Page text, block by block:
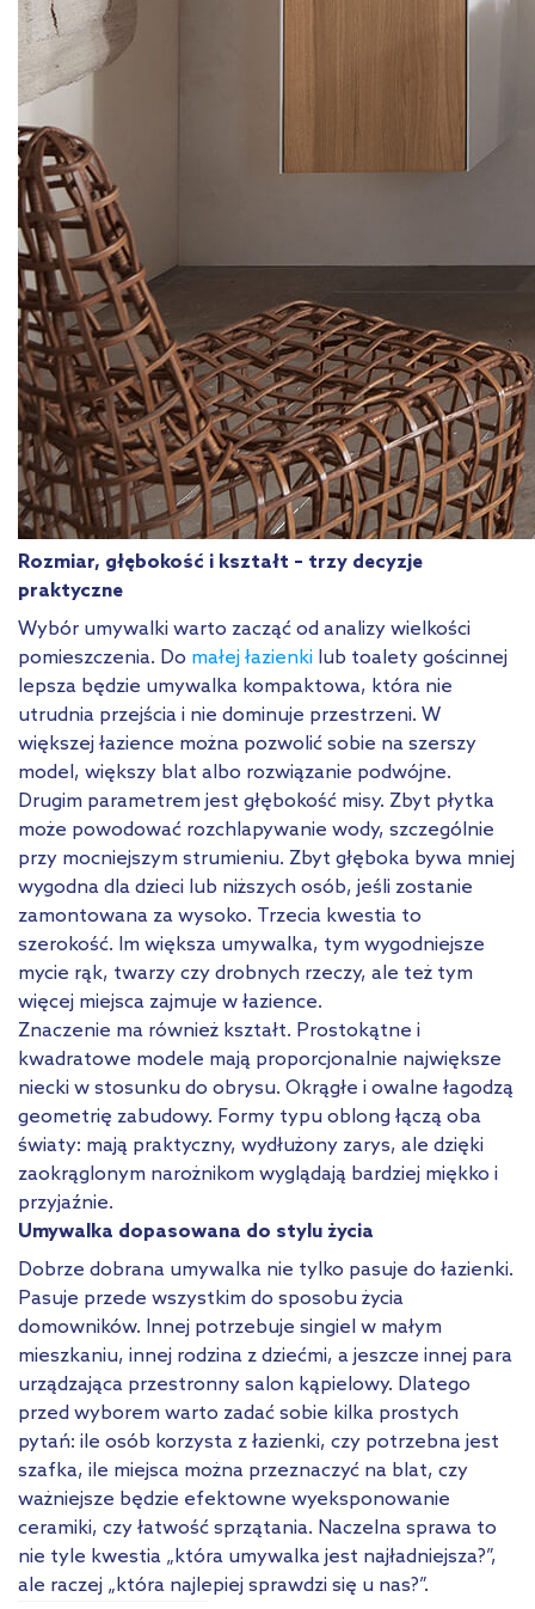
Rozmiar, głębokość i kształt – trzy decyzje
praktyczne
Wybór umywalki warto zacząć od analizy wielkości
pomieszczenia. Do małej łazienki lub toalety gościnnej
lepsza będzie umywalka kompaktowa, która nie
utrudnia przejścia i nie dominuje przestrzeni. W
większej łazience można pozwolić sobie na szerszy
model, większy blat albo rozwiązanie podwójne.
Drugim parametrem jest głębokość misy. Zbyt płytka
może powodować rozchlapywanie wody, szczególnie
przy mocniejszym strumieniu. Zbyt głęboka bywa mniej
wygodna dla dzieci lub niższych osób, jeśli zostanie
zamontowana za wysoko. Trzecia kwestia to
szerokość. Im większa umywalka, tym wygodniejsze
mycie rąk, twarzy czy drobnych rzeczy, ale też tym
więcej miejsca zajmuje w łazience.
Znaczenie ma również kształt. Prostokątne i
kwadratowe modele mają proporcjonalnie największe
niecki w stosunku do obrysu. Okrągłe i owalne łagodzą
geometrię zabudowy. Formy typu oblong łączą oba
światy: mają praktyczny, wydłużony zarys, ale dzięki
zaokrąglonym narożnikom wyglądają bardziej miękko i
przyjaźnie.
Umywalka dopasowana do stylu życia
Dobrze dobrana umywalka nie tylko pasuje do łazienki.
Pasuje przede wszystkim do sposobu życia
domowników. Innej potrzebuje singiel w małym
mieszkaniu, innej rodzina z dziećmi, a jeszcze innej para
urządzająca przestronny salon kąpielowy. Dlatego
przed wyborem warto zadać sobie kilka prostych
pytań: ile osób korzysta z łazienki, czy potrzebna jest
szafka, ile miejsca można przeznaczyć na blat, czy
ważniejsze będzie efektowne wyeksponowanie
ceramiki, czy łatwość sprzątania. Naczelna sprawa to
nie tyle kwestia „która umywalka jest najładniejsza?”,
ale raczej „która najlepiej sprawdzi się u nas?”.